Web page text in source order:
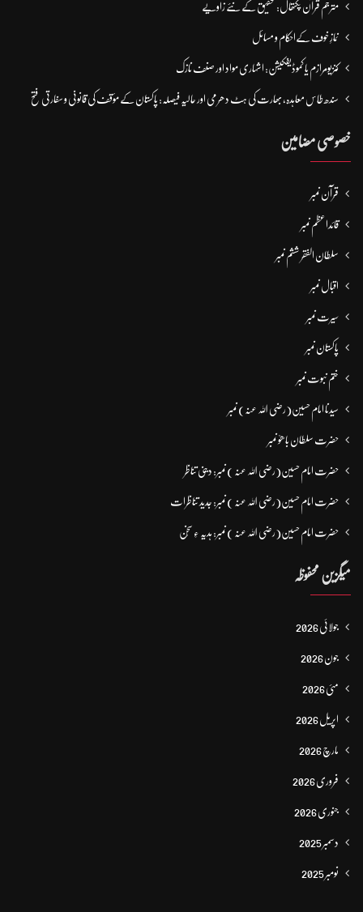
مترجم قرآن پکتھال: تحقیق کے نئے زاویے
نمازِ خوف کےاحکام و مسائل
کنزیومرازم یا کموڈیفکیشن: اشہاری مواد اور صنف نازک
سندھ طاس معاہدہ، بھارت کی ہٹ دھرمی اور حالیہ فیصلہ: پاکستان کے مؤقف کی قانونی و سفارتی فتح
خصوصی مضامین
قرآن نمبر
قائداعظم نمبر
سلطان الفقر ششم نمبر
اقبال نمبر
سیرت نمبر
پاکستان نمبر
ختم نبوت نمبر
سیدنا امام حسین(رضی اللہ عنہ) نمبر
حضرت سلطان باھوؒ نمبر
حضرت امام حسین(رضی اللہ عنہ ) نمبر: دینی تناظر
حضرت امام حسین(رضی اللہ عنہ ) نمبر: جدید تناظرات
حضرت امام حسین(رضی اللہ عنہ ) نمبر: ہدیہ ءِ سُخن
میگزین محفوظہ
جولائی 2026
جون 2026
مئی 2026
اپریل 2026
مارچ 2026
فروری 2026
جنوری 2026
دسمبر 2025
نومبر 2025